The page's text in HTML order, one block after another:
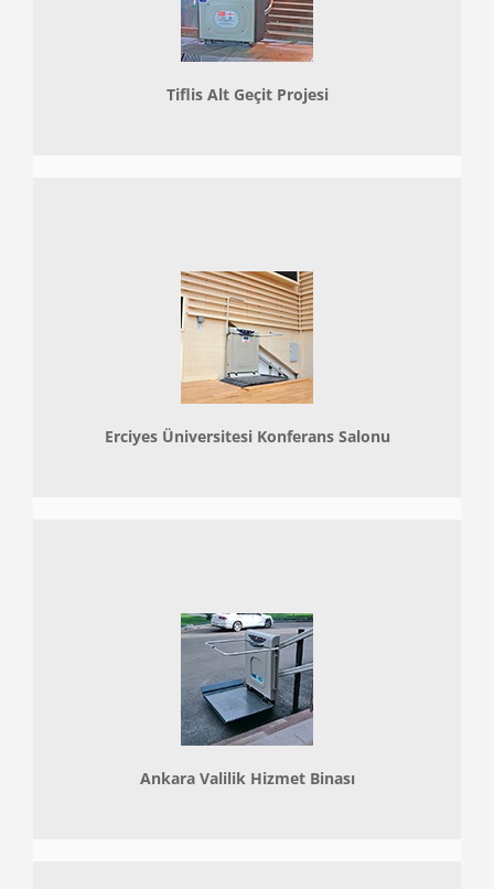
Tiflis Alt Geçit Projesi
Erciyes Üniversitesi Konferans Salonu
Ankara Valilik Hizmet Binası